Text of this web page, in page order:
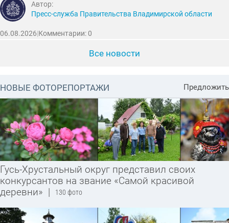
Автор:
Пресс-служба Правительства Владимирской области
06.08.2026|Комментарии: 0
Все новости
НОВЫЕ ФОТОРЕПОРТАЖИ Предложить
Гусь-Хрустальный округ представил своих
конкурсантов на звание «Самой красивой
деревни» | 130 фото